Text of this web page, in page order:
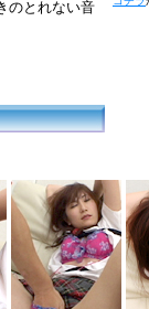
のとれない音